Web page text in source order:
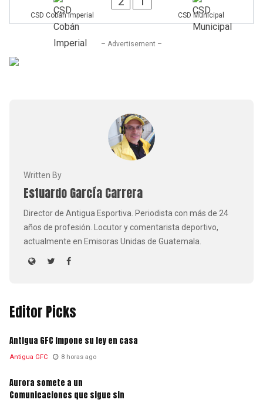
CSD Cobán Imperial CSD Municipal
– Advertisement –
Written By
Estuardo García Carrera
Director de Antigua Esportiva. Periodista con más de 24
años de profesión. Locutor y comentarista deportivo,
actualmente en Emisoras Unidas de Guatemala.
Editor Picks
Antigua GFC impone su ley en casa
Antigua GFC 8 horas ago
Aurora somete a un
Comunicaciones que sigue sin